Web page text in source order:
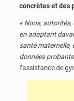
concrètes et des
« Nous,
en adaptant
santé maternelle,
données
l’assistance de